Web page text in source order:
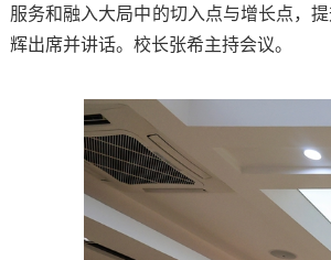
服务和融入大局中的切入点与增长点，
辉出席并讲话。校长张希主持会议。